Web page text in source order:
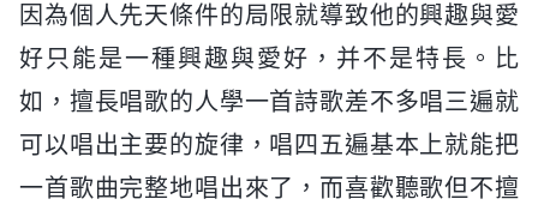
因為個人先天條件的局限就導致他的興趣與愛
好只能是一種興趣與愛好，并不是特長。比
如，擅長唱歌的人學一首詩歌差不多唱三遍就
可以唱出主要的旋律，唱四五遍基本上就能把
一首歌曲完整地唱出來了，而喜歡聽歌但不擅